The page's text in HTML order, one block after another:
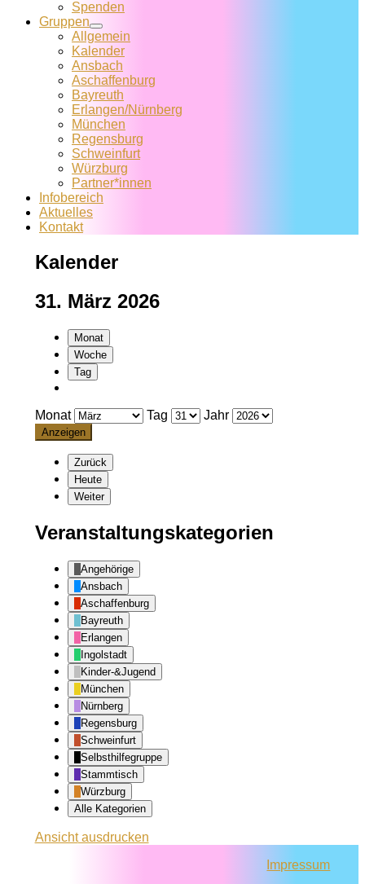
Spenden
Gruppen
Allgemein
Kalender
Ansbach
Aschaffenburg
Bayreuth
Erlangen/Nürnberg
München
Regensburg
Schweinfurt
Würzburg
Partner*innen
Infobereich
Aktuelles
Kontakt
Kalender
31. März 2026
Monat
Woche
Tag
Monat Tag Jahr
Zurück
Heute
Weiter
Veranstaltungskategorien
Angehörige
Ansbach
Aschaffenburg
Bayreuth
Erlangen
Ingolstadt
Kinder-&Jugend
München
Nürnberg
Regensburg
Schweinfurt
Selbsthilfegruppe
Stammtisch
Würzburg
Alle Kategorien
Ansichtausdrucken
Impressum